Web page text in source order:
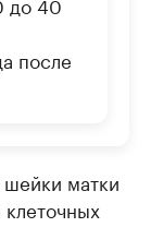
после
матки